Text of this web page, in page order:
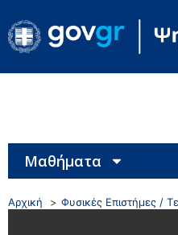
Μαθήματα
Αρχική Φυσικές Επιστήμες /